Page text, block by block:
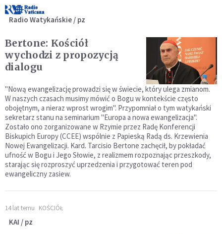
Radio Watykańskie / pz
Bertone: Kościół
wychodzi z propozycją
dialogu
"Nową ewangelizację prowadzi się w świecie, który ulega zmianom.
W naszych czasach musimy mówić o Bogu w kontekście często
obojętnym, a nieraz wprost wrogim". Przypomniał o tym watykański
sekretarz stanu na seminarium "Europa a nowa ewangelizacja".
Zostało ono zorganizowane w Rzymie przez Radę Konferencji
Biskupich Europy (CCEE) wspólnie z Papieską Radą ds. Krzewienia
Nowej Ewangelizacji. Kard. Tarcisio Bertone zachęcił, by pokładać
ufność w Bogu i Jego Słowie, z realizmem rozpoznając przeszkody,
starając się rozproszyć uprzedzenia i przygotować teren pod
ewangeliczny zasiew.
14 lat temu KOŚCIÓŁ
KAI / pz